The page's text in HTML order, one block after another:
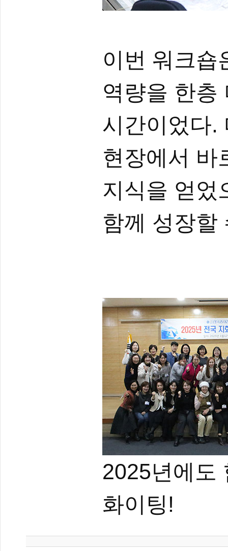
이번 워크숍
역량을 한층
시간이었다.
현장에서 바
지식을 얻었
함께 성장할
2025년에도
화이팅!